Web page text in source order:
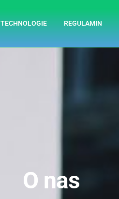
TECHNOLOGIE REGULAMIN
O nas